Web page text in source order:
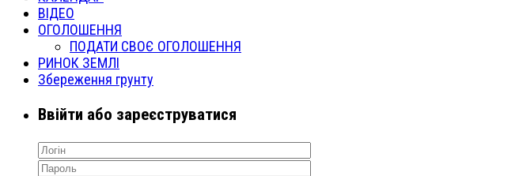
ВІДЕО
ОГОЛОШЕННЯ
ПОДАТИ СВОЄ ОГОЛОШЕННЯ
РИНОК ЗЕМЛІ
Збереження грунту
Ввійти або зареєструватися